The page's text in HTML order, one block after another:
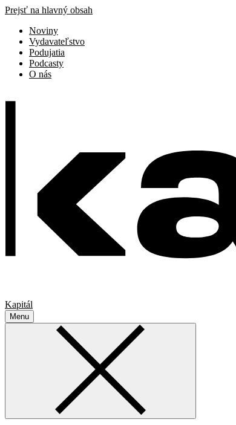
Prejsť na hlavný obsah
Noviny
Vydavateľstvo
Podujatia
Podcasty
O nás
Kapitál
Menu